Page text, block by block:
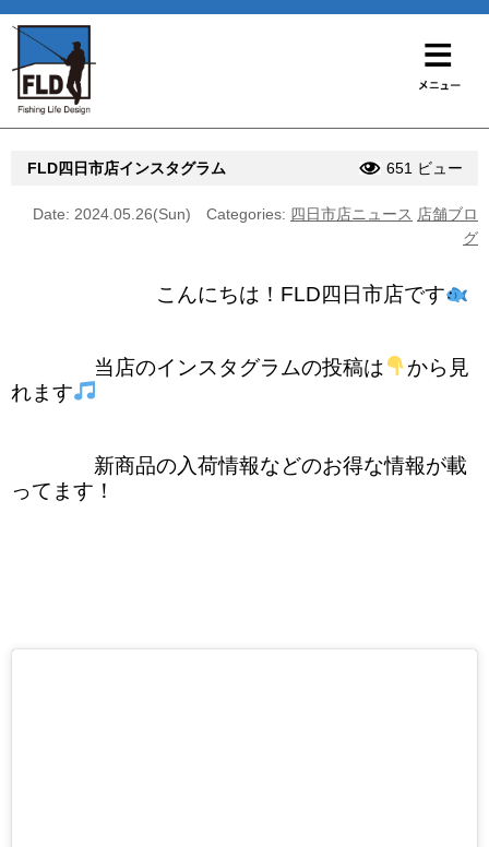
FLD四日市店インスタグラム 651 ビュー
Date: 2024.05.26(Sun) Categories: 四日市店ニュース 店舗ブロ
グ
こんにちは！FLD四日市店です
当店のインスタグラムの投稿は
から見
れます
新商品の入荷情報などのお得な情報が載
ってます！